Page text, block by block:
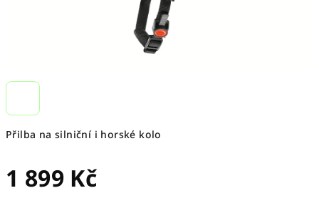
Přilba na silniční i horské kolo
1 899 Kč